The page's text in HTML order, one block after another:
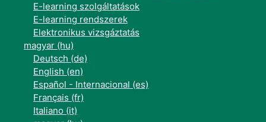
E-learning szolgáltatások
E-learning rendszerek
Elektronikus vizsgáztatás
magyar ‎(hu)‎
Deutsch ‎(de)‎
English ‎(en)‎
Español - Internacional ‎(es)‎
Français ‎(fr)‎
Italiano ‎(it)‎